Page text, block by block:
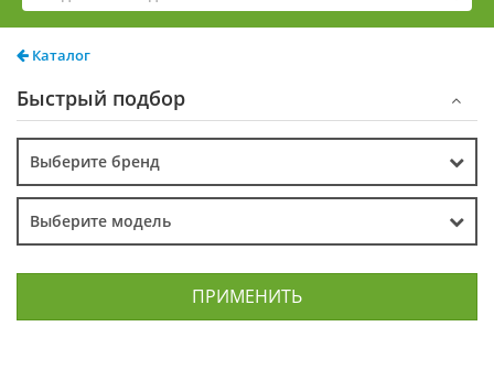
Каталог
Быстрый подбор
Выберите бренд
Выберите модель
ПРИМЕНИТЬ